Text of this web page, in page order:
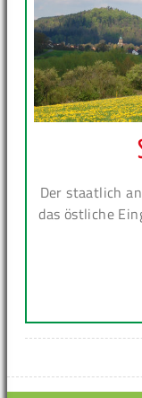
Der staatlich
das östliche